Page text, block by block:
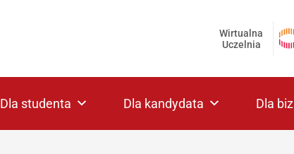
Wirtualna
Uczelnia
Dla studenta Dla kandydata Dla